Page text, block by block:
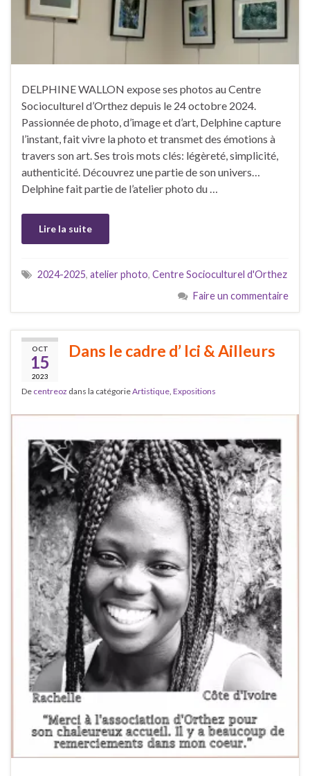
DELPHINE WALLON expose ses photos au Centre
Socioculturel d’Orthez depuis le 24 octobre 2024.
Passionnée de photo, d’image et d’art, Delphine capture
l’instant, fait vivre la photo et transmet des émotions à
travers son art. Ses trois mots clés: légèreté, simplicité,
authenticité. Découvrez une partie de son univers…
Delphine fait partie de l’atelier photo du …
Lire la suite
2024-2025, atelier photo, Centre Socioculturel d'Orthez
Faire un commentaire
OCT
15
2023
Dans le cadre d’ Ici & Ailleurs
De centreoz dans la catégorieArtistique Expositions